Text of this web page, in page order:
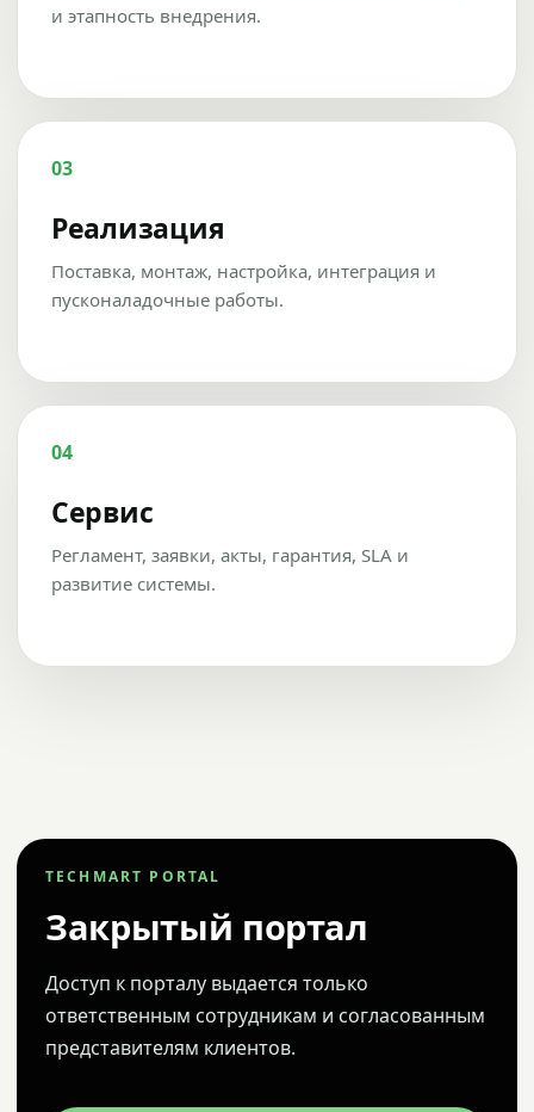
и этапность внедрения.
03
Реализация
Поставка, монтаж, настройка, интеграция и
пусконаладочные работы.
04
Сервис
Регламент, заявки, акты, гарантия, SLA и
развитие системы.
TECHMART PORTAL
Закрытый портал
Доступ к порталу выдается только
ответственным сотрудникам и согласованным
представителям клиентов.